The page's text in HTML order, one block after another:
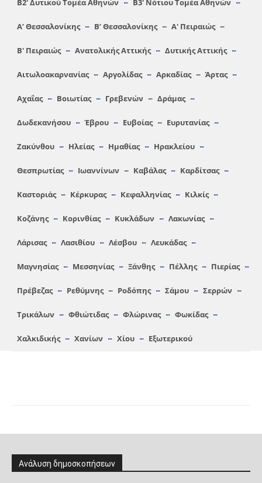
Β2′ Δυτικού Τομέα Αθηνών Β3′ Νότιου Τομέα Αθηνών
A’ Θεσσαλονίκης Β’ Θεσσαλονίκης Α′ Πειραιώς
Β′ Πειραιώς Ανατολικής Αττικής Δυτικής Αττικής
Αιτωλοακαρνανίας Αργολίδας Αρκαδίας Άρτας
Αχαΐας Βοιωτίας Γρεβενών Δράμας
Δωδεκανήσου Έβρου Ευβοίας Ευρυτανίας
Ζακύνθου Ηλείας Hμαθίας Ηρακλείου
Θεσπρωτίας Ιωαννίνων Καβάλας Καρδίτσας
Καστοριάς Κέρκυρας Κεφαλληνίας Κιλκίς
Κοζάνης Κορινθίας Κυκλάδων Λακωνίας
Λάρισας Λασιθίου Λέσβου Λευκάδας
Μαγνησίας Μεσσηνίας Ξάνθης Πέλλης Πιερίας
Πρέβεζας Ρεθύμνης Ροδόπης Σάμου Σερρών
Τρικάλων Φθιώτιδας Φλώρινας Φωκίδας
Χαλκιδικής Χανίων Χίου Εξωτερικού
Ανάλυση δημοσκοπήσεων